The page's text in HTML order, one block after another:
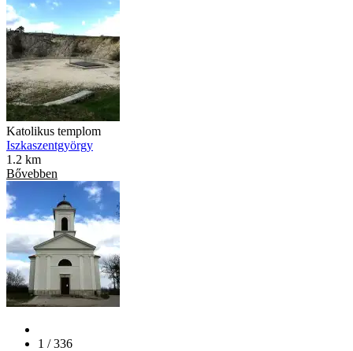
Katolikus templom
Iszkaszentgyörgy
1.2 km
Bővebben
1 / 336